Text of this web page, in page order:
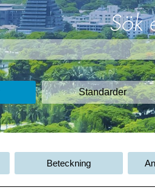
Alla som arbetar med projektering
få med alla de viktiga detaljerna.
om det till exempel skulle uppstå
därför både smart och
och specifikationer, istället för att
där det redan finns heltäckande
Standarder gör att du kan följa
arbete och processer inte bara är
En effektiv och mer resurssnål
Sök
Standarder
Beteckning